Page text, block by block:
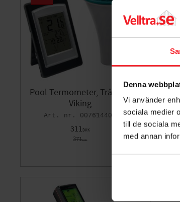
Denna
Vi använder
sociala medier
till de sociala
med annan
Pool Termometer, Trådløs,
Viking
007614400
311DKK
371DKK